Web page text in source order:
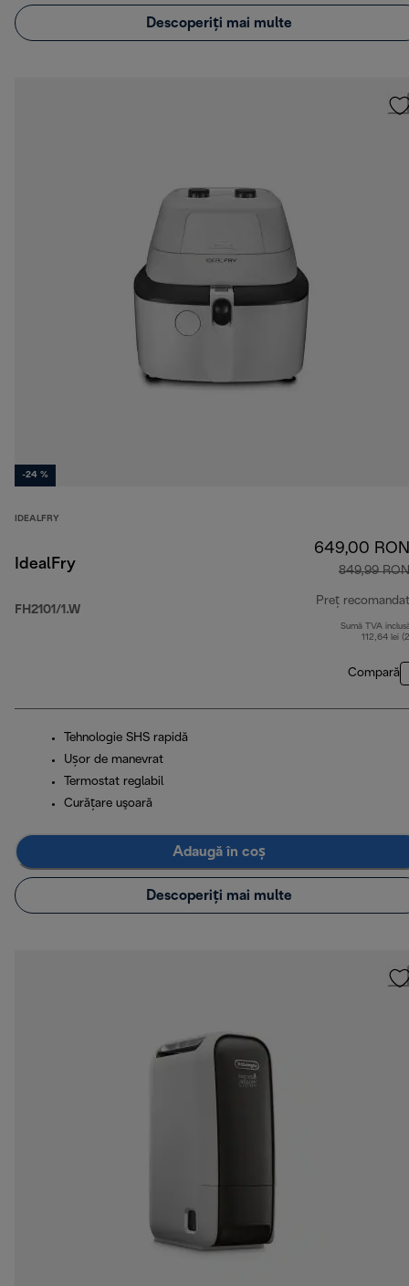
Descoperiți mai multe
-24 %
IDEALFRY
IdealFry
FH2101/1.W
649,00 RON
849,99 RON
Preț recomandat
Sumă TVA
112,64 lei
Compară
Tehnologie SHS rapidă
Ușor de manevrat
Termostat reglabil
Curăţare uşoară
Adaugă în coș
Descoperiți mai multe